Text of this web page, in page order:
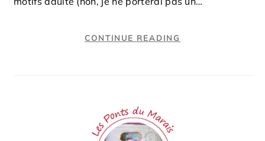
CONTINUE READING